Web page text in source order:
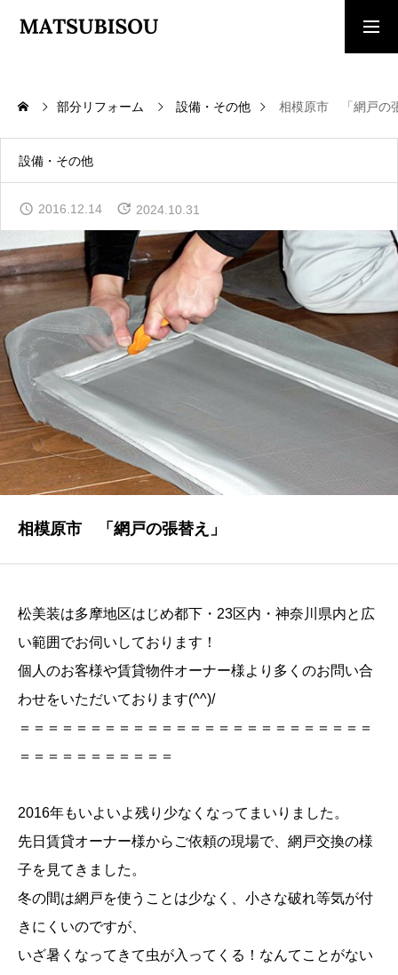
トップページ
WORKS
COMPANY
CONTACT
お問い合わせ
NEWS
最新情報
Q&A
ENTRY
PRIVACY POLICY
部分リフォーム 設備・その他 相模原市 「網戸の
設備・その他
2016.12.14 2024.10.31
相模原市 「網戸の張替え」
松美装は多摩地区はじめ都下・23区内・神奈川県内と広
い範囲でお伺いしております！
個人のお客様や賃貸物件オーナー様より多くのお問い合
わせをいただいております(^^)/
＝＝＝＝＝＝＝＝＝＝＝＝＝＝＝＝＝＝＝＝＝＝＝＝＝
＝＝＝＝＝＝＝＝＝＝＝
2016年もいよいよ残り少なくなってまいりました。
先日賃貸オーナー様からご依頼の現場で、網戸交換の様
子を見てきました。
冬の間は網戸を使うことは少なく、小さな破れ等気が付
きにくいのですが、
いざ暑くなってきて虫が入ってくる！なんてことがない